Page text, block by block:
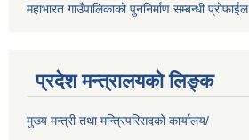
महाभारत गाउँपालिकाको पुननिर्माण सम्बन्धी प्रोफाईल
प्रदेश मन्त्रालयको लिङ्क
मुख्य मन्त्री तथा मन्त्रिपरिसदको कार्यालय/